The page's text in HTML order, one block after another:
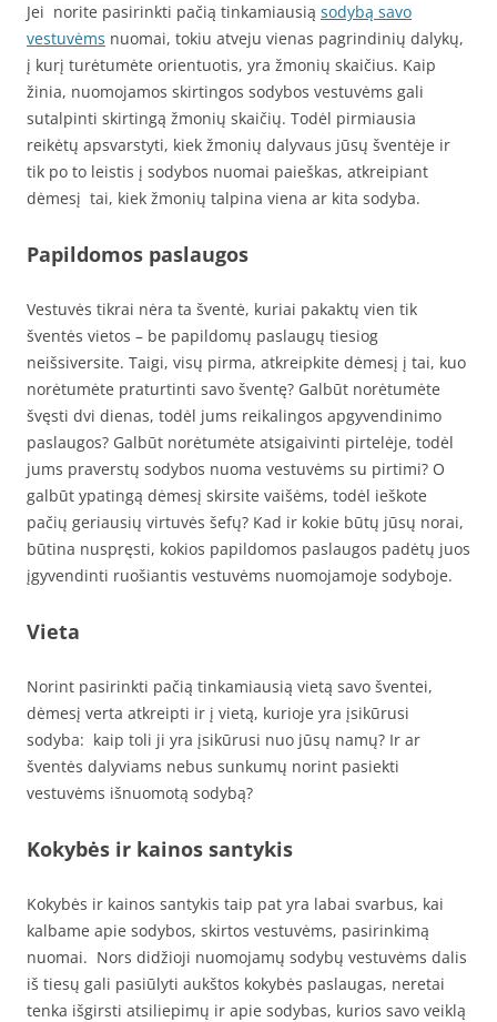
Jei norite pasirinkti pačią tinkamiausią sodybą savo
vestuvėms nuomai, tokiu atveju vienas pagrindinių dalykų,
į kurį turėtumėte orientuotis, yra žmonių skaičius. Kaip
žinia, nuomojamos skirtingos sodybos vestuvėms gali
sutalpinti skirtingą žmonių skaičių. Todėl pirmiausia
reikėtų apsvarstyti, kiek žmonių dalyvaus jūsų šventėje ir
tik po to leistis į sodybos nuomai paieškas, atkreipiant
dėmesį tai, kiek žmonių talpina viena ar kita sodyba.
Papildomos paslaugos
Vestuvės tikrai nėra ta šventė, kuriai pakaktų vien tik
šventės vietos – be papildomų paslaugų tiesiog
neišsiversite. Taigi, visų pirma, atkreipkite dėmesį į tai, kuo
norėtumėte praturtinti savo šventę? Galbūt norėtumėte
švęsti dvi dienas, todėl jums reikalingos apgyvendinimo
paslaugos? Galbūt norėtumėte atsigaivinti pirtelėje, todėl
jums praverstų sodybos nuoma vestuvėms su pirtimi? O
galbūt ypatingą dėmesį skirsite vaišėms, todėl ieškote
pačių geriausių virtuvės šefų? Kad ir kokie būtų jūsų norai,
būtina nuspręsti, kokios papildomos paslaugos padėtų juos
įgyvendinti ruošiantis vestuvėms nuomojamoje sodyboje.
Vieta
Norint pasirinkti pačią tinkamiausią vietą savo šventei,
dėmesį verta atkreipti ir į vietą, kurioje yra įsikūrusi
sodyba: kaip toli ji yra įsikūrusi nuo jūsų namų? Ir ar
šventės dalyviams nebus sunkumų norint pasiekti
vestuvėms išnuomotą sodybą?
Kokybės ir kainos santykis
Kokybės ir kainos santykis taip pat yra labai svarbus, kai
kalbame apie sodybos, skirtos vestuvėms, pasirinkimą
nuomai. Nors didžioji nuomojamų sodybų vestuvėms dalis
iš tiesų gali pasiūlyti aukštos kokybės paslaugas, neretai
tenka išgirsti atsiliepimų ir apie sodybas, kurios savo veiklą